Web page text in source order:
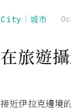
City｜城市
在旅遊
接近伊拉克邊境